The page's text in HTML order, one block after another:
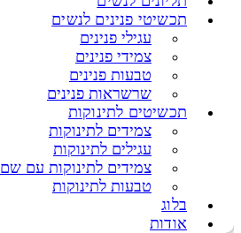
תכשיטי פנינים לנשים
עגילי פנינים
צמידי פנינים
טבעות פנינים
שרשראות פנינים
תכשיטים לתינוקות
צמידים לתינוקות
עגילים לתינוקות
צמידים לתינוקות עם שם
טבעות לתינוקות
בלוג
אודות